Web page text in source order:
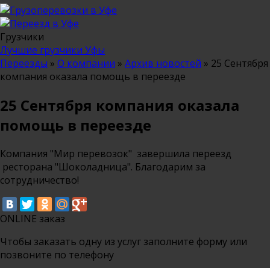
Грузчики
Лучшие грузчики Уфы
Переезды » О компании » Архив новостей » 25 Сентября
компания оказала помощь в переезде
25 Сентября компания оказала
помощь в переезде
Компания "Мир перевозок" завершила переезд
ресторана "Шоколадница". Благодарим за
сотрудничество!
ONLINE заказ
Чтобы заказать одну из услуг заполните форму или
позвоните по телефону